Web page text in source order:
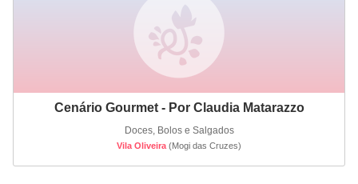
Cenário Gourmet - Por Claudia Matarazzo
Doces, Bolos e Salgados
Vila Oliveira (Mogi das Cruzes)